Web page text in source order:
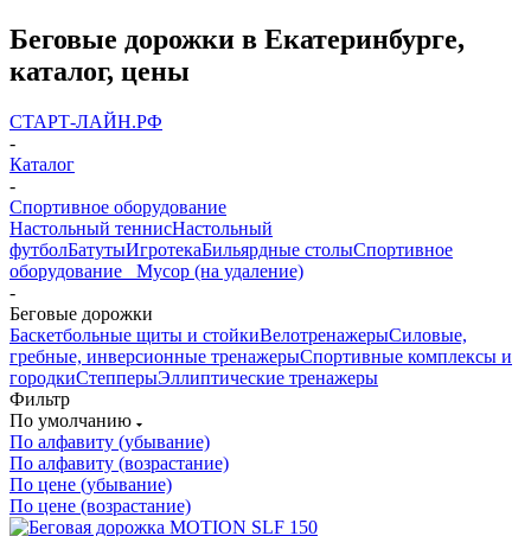
Беговые дорожки в Екатеринбурге,
каталог, цены
СТАРТ-ЛАЙН.РФ
-
Каталог
-
Спортивное оборудование
Настольный теннисНастольный
футболБатутыИгротекаБильярдные столыСпортивное
оборудование _ Мусор (на удаление)
-
Беговые дорожки
Баскетбольные щиты и стойкиВелотренажерыСиловые,
гребные, инверсионные тренажерыСпортивные комплексы и
городкиСтепперыЭллиптические тренажеры
Фильтр
По умолчанию
По алфавиту (убывание)
По алфавиту (возрастание)
По цене (убывание)
По цене (возрастание)